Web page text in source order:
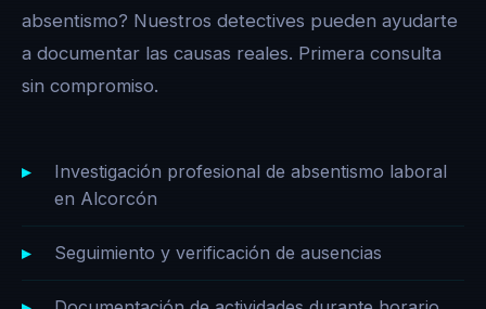
absentismo? Nuestros detectives pueden ayudarte
a documentar las causas reales. Primera consulta
sin compromiso.
Investigación profesional de absentismo laboral
en Alcorcón
Seguimiento y verificación de ausencias